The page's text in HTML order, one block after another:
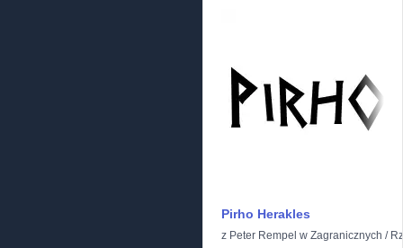
Pirho Herakles
z Peter Rempel w Zagranicznych /